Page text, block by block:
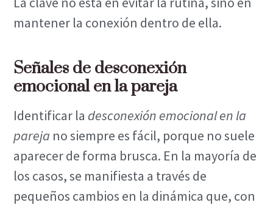
mantener la conexión dentro de ella.
Señales de desconexión
emocional en la pareja
Identificar la desconexión emocional en la
pareja no siempre es fácil, porque no suele
aparecer de forma brusca. En la mayoría de
los casos, se manifiesta a través de
pequeños cambios en la dinámica que, con